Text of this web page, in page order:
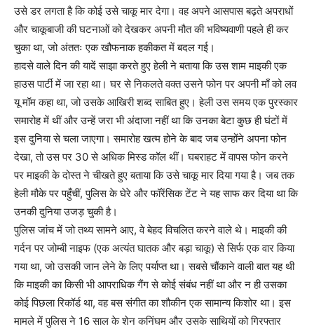
उसे डर लगता है कि कोई उसे चाकू मार देगा। वह अपने आसपास बढ़ते अपराधों
और चाकूबाजी की घटनाओं को देखकर अपनी मौत की भविष्यवाणी पहले ही कर
चुका था, जो अंततः एक खौफनाक हकीकत में बदल गई।
हादसे वाले दिन की यादें साझा करते हुए हेली ने बताया कि उस शाम माइकी एक
हाउस पार्टी में जा रहा था। घर से निकलते वक्त उसने फोन पर अपनी माँ को लव
यू मॉम कहा था, जो उसके आखिरी शब्द साबित हुए। हेली उस समय एक पुरस्कार
समारोह में थीं और उन्हें जरा भी अंदाजा नहीं था कि उनका बेटा कुछ ही घंटों में
इस दुनिया से चला जाएगा। समारोह खत्म होने के बाद जब उन्होंने अपना फोन
देखा, तो उस पर 30 से अधिक मिस्ड कॉल थीं। घबराहट में वापस फोन करने
पर माइकी के दोस्त ने चीखते हुए बताया कि उसे चाकू मार दिया गया है। जब तक
हेली मौके पर पहुँचीं, पुलिस के घेरे और फॉरेंसिक टेंट ने यह साफ कर दिया था कि
उनकी दुनिया उजड़ चुकी है।
पुलिस जांच में जो तथ्य सामने आए, वे बेहद विचलित करने वाले थे। माइकी की
गर्दन पर जोम्बी नाइफ (एक अत्यंत घातक और बड़ा चाकू) से सिर्फ एक वार किया
गया था, जो उसकी जान लेने के लिए पर्याप्त था। सबसे चौंकाने वाली बात यह थी
कि माइकी का किसी भी आपराधिक गैंग से कोई संबंध नहीं था और न ही उसका
कोई पिछला रिकॉर्ड था, वह बस संगीत का शौकीन एक सामान्य किशोर था। इस
मामले में पुलिस ने 16 साल के शेन कनिंघम और उसके साथियों को गिरफ्तार